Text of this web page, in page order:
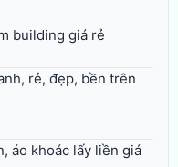
building giá rẻ
rẻ, đẹp, bền trên
áo khoác lấy liền giá